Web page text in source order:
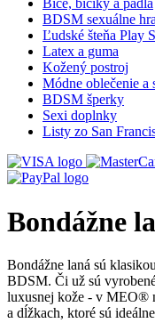
Biče, bičíky a pádla
BDSM sexuálne
Ľudské šteňa Play
Latex a guma
Kožený postroj
Módne oblečenie a
BDSM šperky
Sexi doplnky
Listy zo San
Bondážne
Bondážne laná sú
BDSM. Či už sú
luxusnej kože - v MEO®
a dĺžkach, ktoré sú